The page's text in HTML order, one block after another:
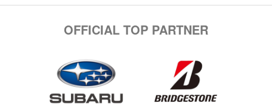
OFFICIAL TOP PARTNER